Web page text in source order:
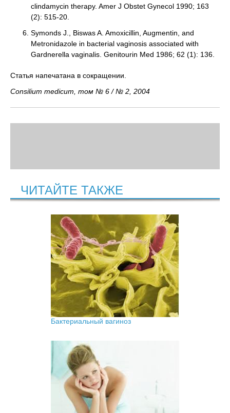
clindamycin therapy. Amer J Obstet Gynecol 1990; 163
(2): 515-20.
Symonds J., Biswas A. Amoxicillin, Augmentin, and
Metronidazole in bacterial vaginosis associated with
Gardnerella vaginalis. Genitourin Med 1986; 62 (1): 136.
Статья напечатана в сокращении.
Consilium medicum, том № 6 / № 2, 2004
ЧИТАЙТЕ ТАКЖЕ
Бактериальный вагиноз